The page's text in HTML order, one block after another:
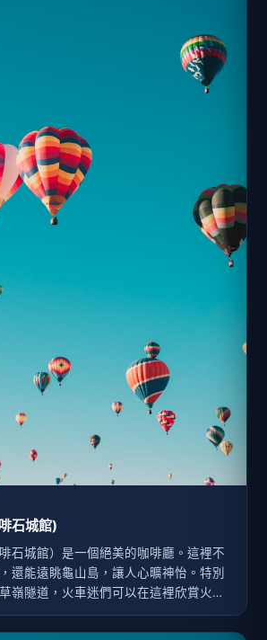
石城館)
石城館）是一個絕美的咖啡廳。這裡不
還能遠眺龜山島，讓人心曠神怡。特別
嶺隧道，火車迷們可以在這裡欣賞火車
是絕佳的拍攝點。 無論是特地前來還是
都是一個放鬆心情、享受美景的好地